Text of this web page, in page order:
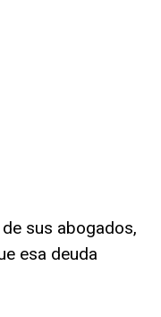
sus abogados,
esa deuda